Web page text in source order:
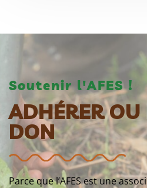
Soutenir l'AFES !
ADHÉRER
DON
Parce que l’AFES est une